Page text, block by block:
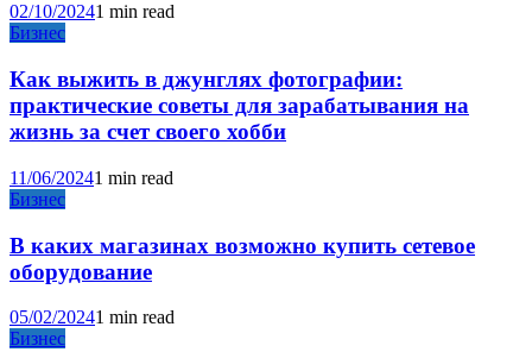
02/10/20241 min read
Бизнес
Как выжить в джунглях фотографии:
практические советы для зарабатывания на
жизнь за счет своего хобби
11/06/20241 min read
Бизнес
В каких магазинах возможно купить сетевое
оборудование
05/02/20241 min read
Бизнес